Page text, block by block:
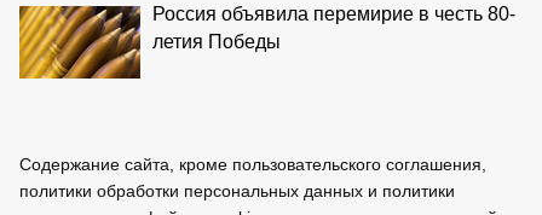
Россия объявила перемирие в честь 80-
летия Победы
Содержание сайта, кроме пользовательского соглашения,
политики обработки персональных данных и политики